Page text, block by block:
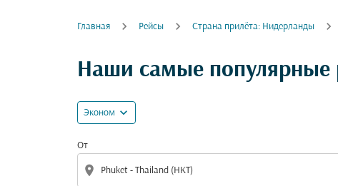
Главная Рейсы Cтрана прилёта: Нидерланды
Наши самые популярные
Эконом expand_more
От
location_on
Попробуйте другой месяц или